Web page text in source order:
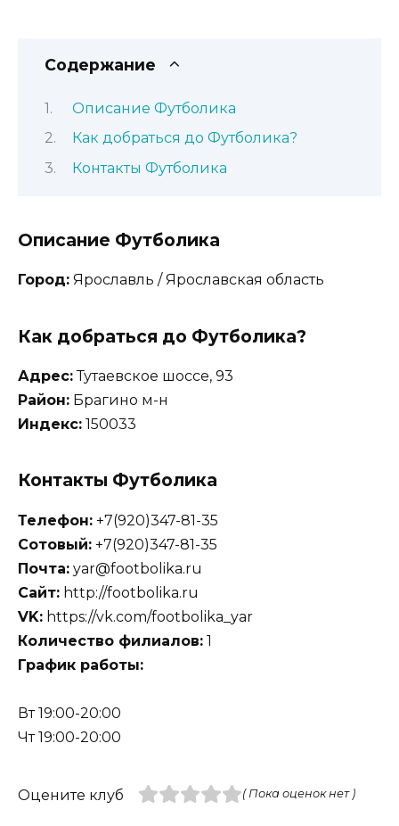
Содержание
Описание Футболика
Как добраться до Футболика?
Контакты Футболика
Описание Футболика
Город: Ярославль / Ярославская область
Как добраться до Футболика?
Адрес:Тутаевское шоссе, 93
Район: Брагино м-н
Индекс: 150033
Контакты Футболика
Телефон: +7(920)347-81-35
Сотовый: +7(920)347-81-35
Почта: yar@footbolika.ru
Сайт: http://footbolika.ru
VK: https://vk.com/footbolika_yar
Количество филиалов: 1
График работы:
Вт 19:00-20:00
Чт 19:00-20:00
Оцените клуб ( Пока оценок нет )